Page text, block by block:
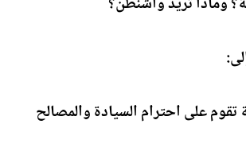
تقوم على احترام السيادة والمصالح